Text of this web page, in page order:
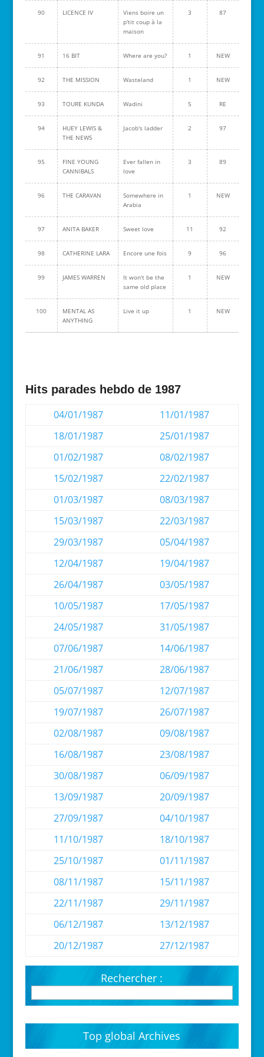
90 LICENCE IV
Viens boire un
p'tit coup à la
maison
3 87
91 16 BIT Where are you? 1 NEW
92 THE MISSION Wasteland 1 NEW
93 TOURE KUNDA Wadini 5 RE
94
HUEY LEWIS &
THE NEWS
Jacob's ladder 2 97
95
FINE YOUNG
CANNIBALS
Ever fallen in
love
3 89
96 THE CARAVAN
Somewhere in
Arabia
1 NEW
97 ANITA BAKER Sweet love 11 92
98 CATHERINE LARA Encore une fois 9 96
99 JAMES WARREN
It won't be the
same old place
1 NEW
100
MENTAL AS
ANYTHING
Live it up 1 NEW
Hits parades hebdo de 1987
04/01/1987
11/01/1987
18/01/1987
25/01/1987
01/02/1987
08/02/1987
15/02/1987
22/02/1987
01/03/1987
08/03/1987
15/03/1987
22/03/1987
29/03/1987
05/04/1987
12/04/1987
19/04/1987
26/04/1987
03/05/1987
10/05/1987
17/05/1987
24/05/1987
31/05/1987
07/06/1987
14/06/1987
21/06/1987
28/06/1987
05/07/1987
12/07/1987
19/07/1987
26/07/1987
02/08/1987
09/08/1987
16/08/1987
23/08/1987
30/08/1987
06/09/1987
13/09/1987
20/09/1987
27/09/1987
04/10/1987
11/10/1987
18/10/1987
25/10/1987
01/11/1987
08/11/1987
15/11/1987
22/11/1987
29/11/1987
06/12/1987
13/12/1987
20/12/1987
27/12/1987
Rechercher :
Top global Archives